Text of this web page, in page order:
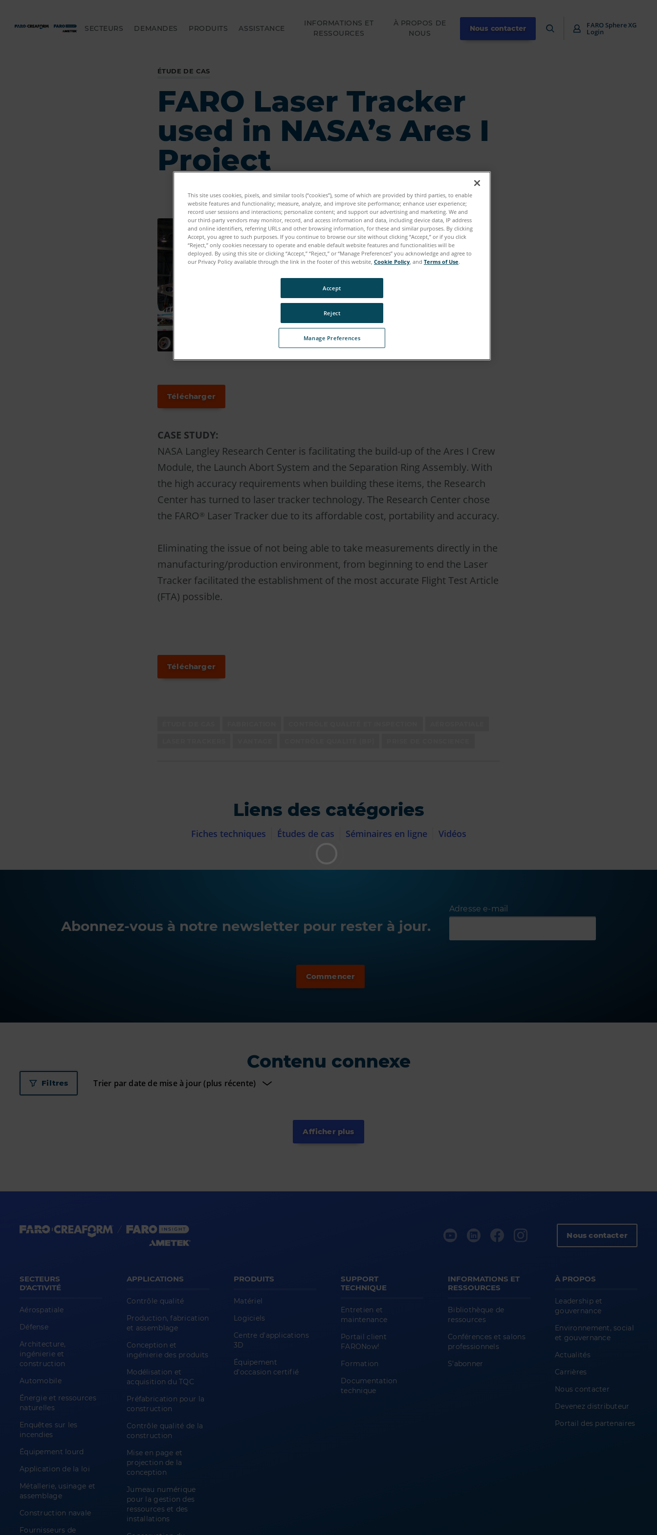
SECTEURS DEMANDES PRODUITS ASSISTANCE
INFORMATIONS ET
RESSOURCES
À PROPOS DE
NOUS
Nous contacter FARO Sphere XG
Login
ÉTUDE DE CAS
FARO Laser Tracker
used in NASA’s Ares I
Project
Télécharger
CASE STUDY:
NASA Langley Research Center is facilitating the build-up of the Ares I Crew
Module, the Launch Abort System and the Separation Ring Assembly. With
the high accuracy requirements when building these items, the Research
Center has turned to laser tracker technology. The Research Center chose
the FARO® Laser Tracker due to its affordable cost, portability and accuracy.
Eliminating the issue of not being able to take measurements directly in the
manufacturing/production environment, from beginning to end the Laser
Tracker facilitated the establishment of the most accurate Flight Test Article
(FTA) possible.
Télécharger
Liens des catégories
Fiches techniques Études de cas Séminaires en ligne Vidéos
Abonnez-vous à notre newsletter pour rester à jour.
Adresse e-mail
Contenu connexe
Filtres
Afficher plus
Nous contacter
SECTEURS
D'ACTIVITÉ
Aérospatiale
Défense
Architecture,
ingénierie et
construction
Automobile
Énergie et ressources
naturelles
Enquêtes sur les
incendies
Équipement lourd
Application de la loi
Métallerie, usinage et
assemblage
Construction navale
Fournisseurs de
APPLICATIONS
Contrôle qualité
Production, fabrication
et assemblage
Conception et
ingénierie des produits
Modélisation et
acquisition du TQC
Préfabrication pour la
construction
Contrôle qualité de la
construction
Mise en page et
projection de la
conception
Jumeau numérique
pour la gestion des
ressources et des
installations
PRODUITS
Matériel
Logiciels
Centre d'applications
3D
Équipement
d'occasion certifié
SUPPORT
TECHNIQUE
Entretien et
maintenance
Portail client
FARONow!
Formation
Documentation
technique
INFORMATIONS ET
RESSOURCES
Bibliothèque de
ressources
Conférences et salons
professionnels
S'abonner
À PROPOS
Leadership et
gouvernance
Environnement, social
et gouvernance
Actualités
Carrières
Nous contacter
Devenez distributeur
Portail des partenaires
This site uses cookies, pixels, and similar tools (“cookies”), some of which are provided by third parties, to enable
website features and functionality; measure, analyze, and improve site performance; enhance user experience;
record user sessions and interactions; personalize content; and support our advertising and marketing. We and
our third-party vendors may monitor, record, and access information and data, including device data, IP address
and online identifiers, referring URLs and other browsing information, for these and similar purposes. By clicking
Accept, you agree to such purposes. If you continue to browse our site without clicking “Accept,” or if you click
“Reject,” only cookies necessary to operate and enable default website features and functionalities will be
deployed. By using this site or clicking “Accept,” “Reject,” or “Manage Preferences” you acknowledge and agree to
our Privacy Policy available through the link in the footer of this website, Cookie Policy , and Terms of Use.
Manage Preferences
Reject
Accept